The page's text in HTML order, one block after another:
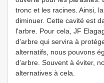
tronc et les racines. Ainsi,
diminuer. Cette cavité est
l'arbre. Pour cela, JF
d’arbre qui servira à
alternatifs, nous pouvons
d’arbre. Souvent à éviter,
alternatives à cela.